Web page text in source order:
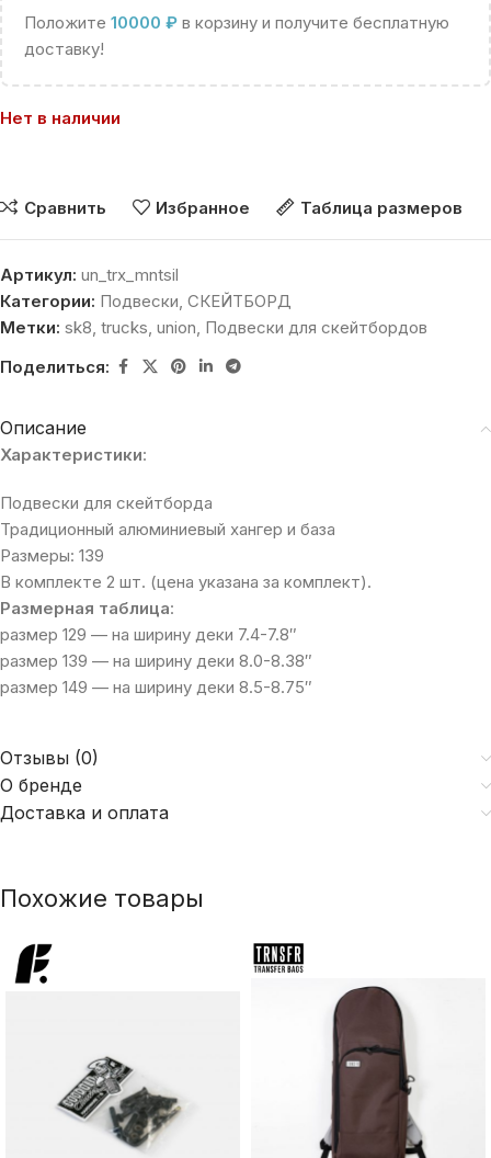
Положите 10000 ₽ в корзину и получите бесплатную
доставку!
Нет в наличии
Сравнить Избранное Таблица размеров
Артикул: un_trx_mntsil
Категории: Подвески, СКЕЙТБОРД
Метки: sk8, trucks, union, Подвески для скейтбордов
Поделиться:
Описание
Характеристики:
Подвески для скейтборда
Традиционный алюминиевый хангер и база
Размеры: 139
В комплекте 2 шт. (цена указана за комплект).
Размерная таблица:
размер 129 — на ширину деки 7.4-7.8″
размер 139 — на ширину деки 8.0-8.38″
размер 149 — на ширину деки 8.5-8.75″
Отзывы (0)
О бренде
Доставка и оплата
Похожие товары